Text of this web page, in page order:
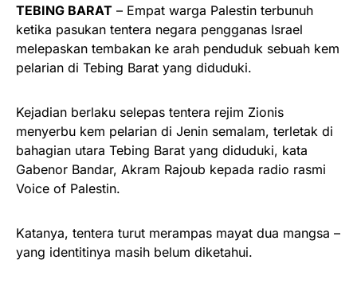
TEBING BARAT – Empat warga Palestin terbunuh
ketika pasukan tentera negara pengganas Israel
melepaskan tembakan ke arah penduduk sebuah kem
pelarian di Tebing Barat yang diduduki.
Kejadian berlaku selepas tentera rejim Zionis
menyerbu kem pelarian di Jenin semalam, terletak di
bahagian utara Tebing Barat yang diduduki, kata
Gabenor Bandar, Akram Rajoub kepada radio rasmi
Voice of Palestin.
Katanya, tentera turut merampas mayat dua mangsa –
yang identitinya masih belum diketahui.